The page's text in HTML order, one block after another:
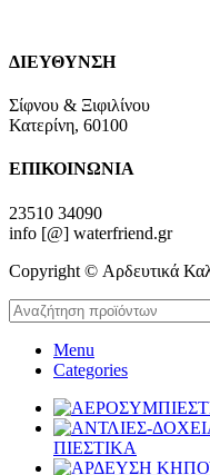
ΔΙΕΥΘΥΝΣΗ
Σίφνου & Ξιφιλίνου
Κατερίνη, 60100
ΕΠΙΚΟΙΝΩΝΙΑ
23510 34090
info [@] waterfriend.gr
Copyright © Αρδευτικά
Menu
Categories
ΠΙΕΣΤΙΚΑ